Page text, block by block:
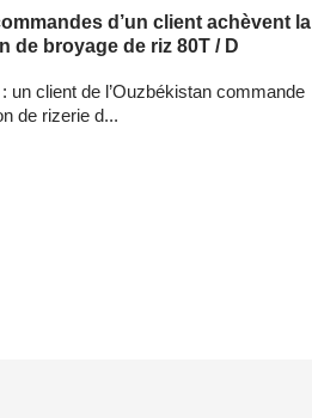
d’un client achèvent la
de broyage de riz 80T / D
un client de l’Ouzbékistan commande
de rizerie d...